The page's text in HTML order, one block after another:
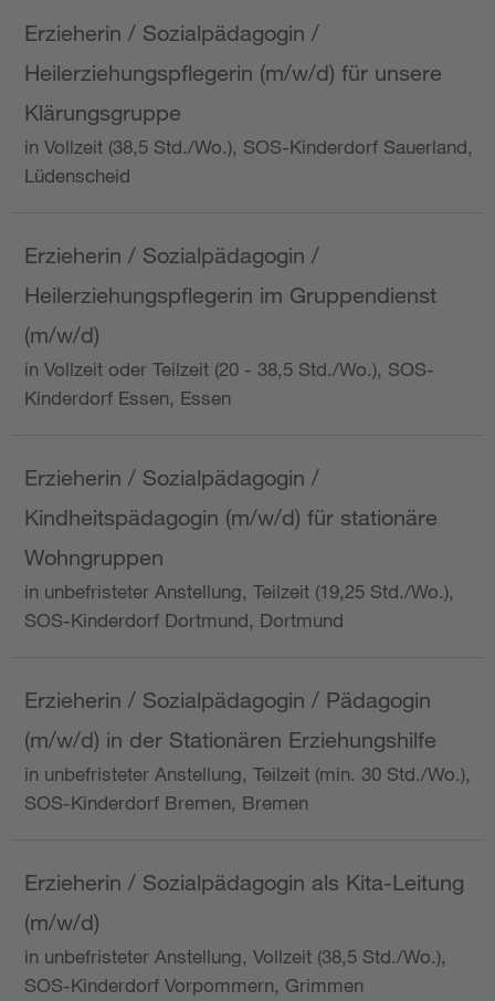
Erzieherin / Sozialpädagogin /
Heilerziehungspflegerin (m/w/d) für unsere
Klärungsgruppe
in Vollzeit (38,5 Std./Wo.), SOS-Kinderdorf Sauerland,
Lüdenscheid
Erzieherin / Sozialpädagogin /
Heilerziehungspflegerin im Gruppendienst
(m/w/d)
in Vollzeit oder Teilzeit (20 - 38,5 Std./Wo.), SOS-
Kinderdorf Essen, Essen
Erzieherin / Sozialpädagogin /
Kindheitspädagogin (m/w/d) für stationäre
Wohngruppen
in unbefristeter Anstellung, Teilzeit (19,25 Std./Wo.),
SOS-Kinderdorf Dortmund, Dortmund
Erzieherin / Sozialpädagogin / Pädagogin
(m/w/d) in der Stationären Erziehungshilfe
in unbefristeter Anstellung, Teilzeit (min. 30 Std./Wo.),
SOS-Kinderdorf Bremen, Bremen
Erzieherin / Sozialpädagogin als Kita-Leitung
(m/w/d)
in unbefristeter Anstellung, Vollzeit (38,5 Std./Wo.),
SOS-Kinderdorf Vorpommern, Grimmen